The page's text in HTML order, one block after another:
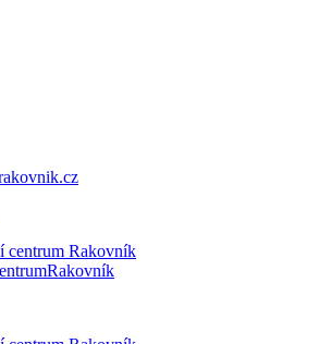
Rakovník